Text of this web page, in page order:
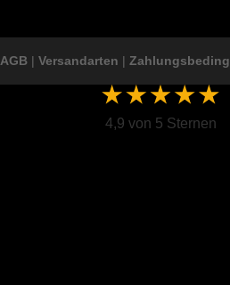
AGB| Versandarten |
4,9 von 5 Sternen